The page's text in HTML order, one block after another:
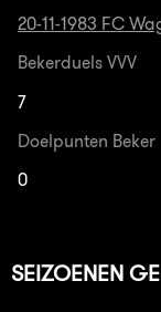
20-11-1983 FC
Bekerduels VVV
7
Doelpunten Beker
0
SEIZOENEN